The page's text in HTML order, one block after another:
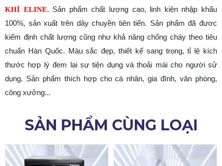
KHÍ ELINE. Sản phẩm chất lượng cao, linh kiện nhập khẩu
100%, sản xuất trên dây chuyền tiên tiến. Sản phẩm đã đươc
kiểm định chất lượng cũng như khả năng chống cháy theo tiêu
chuẩn Hàn Quốc. Màu sắc đẹp, thiết kế sang trọng, tỉ lệ kích
thước hợp lý đem lại sự tiện dụng và thoải mái cho người sử
dụng. Sản phẩm thích hợp cho cá nhân, gia đình, văn phòng,
công xưởng...
SẢN PHẨM CÙNG LOẠI